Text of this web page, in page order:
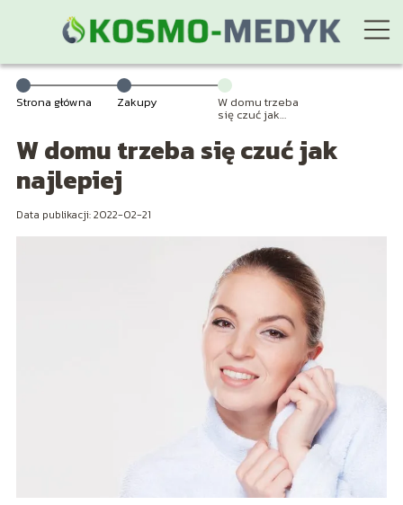
Strona główna Zakupy W domu trzeba
się czuć jak
najlepiej
W domu trzeba się czuć jak
najlepiej
Data publikacji: 2022-02-21